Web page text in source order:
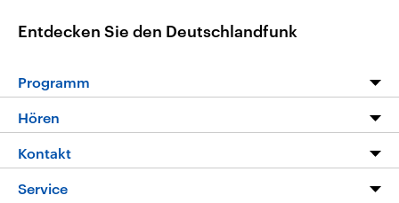
Entdecken Sie den Deutschlandfunk
Programm
Programm
Die Nachrichten
Nachrichtenleicht
Hören
Livestream
Kontakt
Hörerservice
Service